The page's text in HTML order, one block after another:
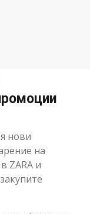
нови
на
ZARA и